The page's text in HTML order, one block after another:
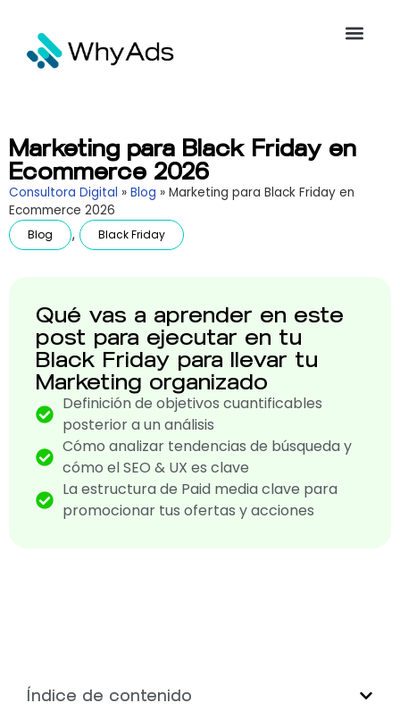
Marketing para Black Friday en
Ecommerce 2026
Consultora Digital » Blog » Marketing para Black Friday en
Ecommerce 2026
Blog , Black Friday
Qué vas a aprender en este
post para ejecutar en tu
Black Friday para llevar tu
Marketing organizado
Definición de objetivos cuantificables
posterior a un análisis
Cómo analizar tendencias de búsqueda y
cómo el SEO & UX es clave
La estructura de Paid media clave para
promocionar tus ofertas y acciones
Índice de contenido